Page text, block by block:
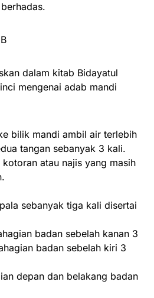
dalam kitab Bidayatul
mengenai adab mandi
bilik mandi ambil air terlebih
tangan sebanyak 3 kali.
kotoran atau najis yang masih
sebanyak tiga kali disertai
badan sebelah kanan 3
badan sebelah kiri 3
depan dan belakang badan